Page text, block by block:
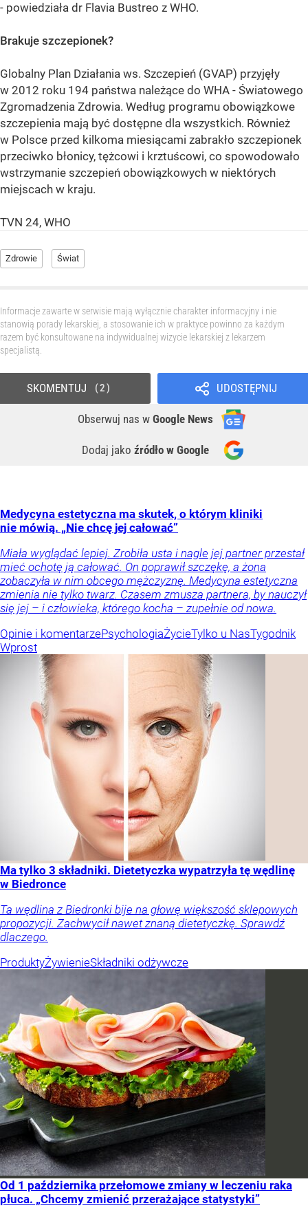
- powiedziała dr Flavia Bustreo z WHO.
Brakuje szczepionek?
Globalny Plan Działania ws. Szczepień (GVAP) przyjęły
w 2012 roku 194 państwa należące do WHA - Światowego
Zgromadzenia Zdrowia. Według programu obowiązkowe
szczepienia mają być dostępne dla wszystkich. Również
w Polsce przed kilkoma miesiącami zabrakło szczepionek
przeciwko błonicy, tężcowi i krztuścowi, co spowodowało
wstrzymanie szczepień obowiązkowych w niektórych
miejscach w kraju.
TVN 24, WHO
Zdrowie Świat
Informacje zawarte w serwisie mają wyłącznie charakter informacyjny i nie
stanowią porady lekarskiej, a stosowanie ich w praktyce powinno za każdym
razem być konsultowane na indywidualnej wizycie lekarskiej z lekarzem
specjalistą.
UDOSTĘPNIJ
Obserwuj nas w Google News
Dodaj jako źródło w Google
SKOMENTUJ 2
Medycyna estetyczna ma skutek, o którym kliniki
nie mówią. „Nie chcę jej całować”
Miała wyglądać lepiej. Zrobiła usta i nagle jej partner przestał
mieć ochotę ją całować. On poprawił szczękę, a żona
zobaczyła w nim obcego mężczyznę. Medycyna estetyczna
zmienia nie tylko twarz. Czasem zmusza partnera, by nauczył
się jej – i człowieka, którego kocha – zupełnie od nowa.
Opinie i komentarzePsychologiaŻycieTylko u NasTygodnik
Wprost
Ma tylko 3 składniki. Dietetyczka wypatrzyła tę wędlinę
w Biedronce
Ta wędlina z Biedronki bije na głowę większość sklepowych
propozycji. Zachwycił nawet znaną dietetyczkę. Sprawdź
dlaczego.
ProduktyŻywienieSkładniki odżywcze
Od 1 października przełomowe zmiany w leczeniu raka
płuca. „Chcemy zmienić przerażające statystyki”